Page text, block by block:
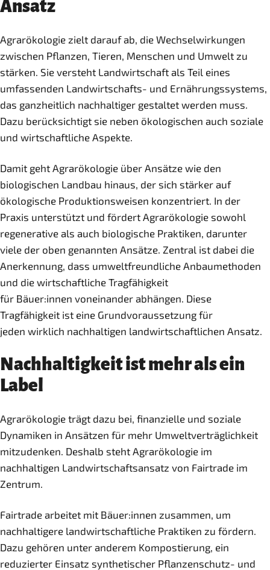
Ansatz
Agrarökologie zielt darauf ab, die Wechselwirkungen
zwischen Pflanzen, Tieren, Menschen und Umwelt zu
stärken. Sie versteht Landwirtschaft als Teil eines
umfassenden Landwirtschafts- und Ernährungssystems,
das ganzheitlich nachhaltiger gestaltet werden muss.
Dazu berücksichtigt sie neben ökologischen auch soziale
und wirtschaftliche Aspekte.
Damit geht Agrarökologie über Ansätze wie den
biologischen Landbau hinaus, der sich stärker auf
ökologische Produktionsweisen konzentriert. In der
Praxis unterstützt und fördert Agrarökologie sowohl
regenerative als auch biologische Praktiken, darunter
viele der oben genannten Ansätze. Zentral ist dabei die
Anerkennung, dass umweltfreundliche Anbaumethoden
und die wirtschaftliche Tragfähigkeit
für Bäuer:innen voneinander abhängen. Diese
Tragfähigkeit ist eine Grundvoraussetzung für
jeden wirklich nachhaltigen landwirtschaftlichen Ansatz.
Nachhaltigkeit ist mehr als ein
Label
Agrarökologie trägt dazu bei, finanzielle und soziale
Dynamiken in Ansätzen für mehr Umweltverträglichkeit
mitzudenken. Deshalb steht Agrarökologie im
nachhaltigen Landwirtschaftsansatz von Fairtrade im
Zentrum.
Fairtrade arbeitet mit Bäuer:innen zusammen, um
nachhaltigere landwirtschaftliche Praktiken zu fördern.
Dazu gehören unter anderem Kompostierung, ein
reduzierter Einsatz synthetischer Pflanzenschutz- und